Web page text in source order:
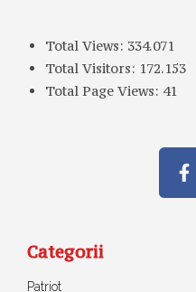
Total Views: 334.071
Total Visitors: 172.153
Total Page Views: 41
Categorii
Patriot